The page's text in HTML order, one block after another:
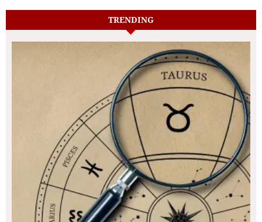
TRENDING